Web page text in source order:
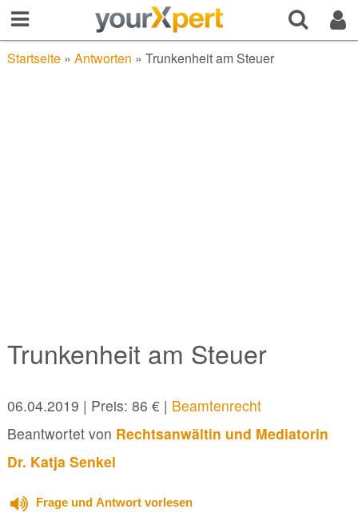
Startseite» Antworten » Trunkenheit am Steuer
Trunkenheit am Steuer
06.04.2019 | Preis: 86 € | Beamtenrecht
Beantwortet von Rechtsanwältin und Mediatorin
Dr. Katja Senkel
Frage und Antwort vorlesen